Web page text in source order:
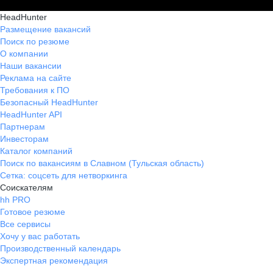
HeadHunter
Размещение вакансий
Поиск по резюме
О компании
Наши вакансии
Реклама на сайте
Требования к ПО
Безопасный HeadHunter
HeadHunter API
Партнерам
Инвесторам
Каталог компаний
Поиск по вакансиям в Славном (Тульская область)
Сетка: соцсеть для нетворкинга
Соискателям
hh PRO
Готовое резюме
Все сервисы
Хочу у вас работать
Производственный календарь
Экспертная рекомендация